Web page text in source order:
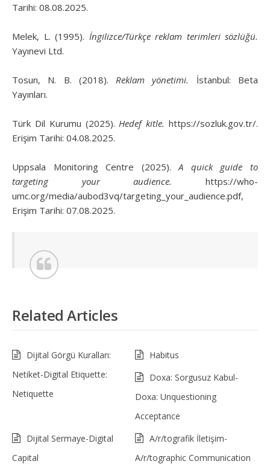
Tarihi: 08.08.2025.
Melek, L. (1995). İngilizce/Türkçe reklam terimleri sözlüğü.
Yayınevi Ltd.
Tosun, N. B. (2018). Reklam yönetimi.
İstanbul: Beta
Yayınları.
Türk Dil Kurumu (2025). Hedef kitle. https://sozluk.gov.tr/.
Erişim Tarihi: 04.08.2025.
Uppsala Monitoring Centre (2025).A quick guide to
targeting your audience.
https://who-
umc.org/media/aubod3vq/targeting_your_audience.pdf,
Erişim Tarihi: 07.08.2025.
Related Articles
Dijital Görgü Kuralları:
Netiket-Digital Etiquette:
Netiquette
Habitus
Doxa: Sorgusuz Kabul-
Doxa: Unquestioning
Acceptance
Dijital Sermaye-Digital
Capital
A/r/tografik İletişim-
A/r/tographic Communication